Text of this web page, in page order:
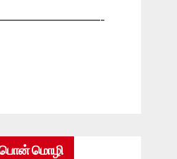
மொழி